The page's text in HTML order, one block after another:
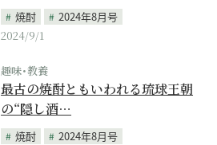
焼酎
2024年8月号
2024/9/1
趣味･教養
最古の焼酎ともいわれる琉球王朝
の“隠し酒…
焼酎
2024年8月号